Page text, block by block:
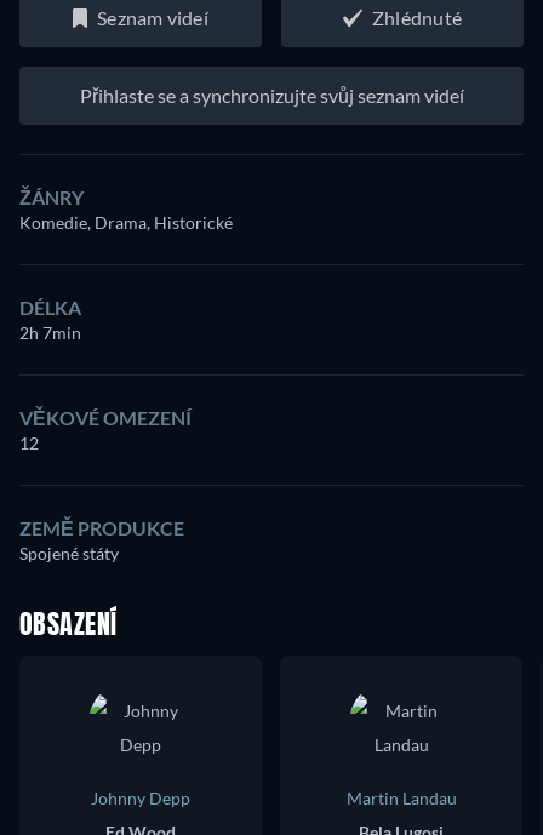
Seznam videí Zhlédnuté
Přihlaste se a synchronizujte svůj seznam videí
ŽÁNRY
Komedie, Drama, Historické
DÉLKA
2h 7min
VĚKOVÉ OMEZENÍ
12
ZEMĚ PRODUKCE
Spojené státy
OBSAZENÍ
Johnny Depp
Martin Landau